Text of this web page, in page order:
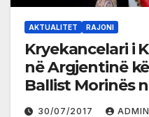
AKTUALITET RAJONI
Kryekancelari i
në Argjentinë
Ballist Morinës
Dubrovnikut
30/07/2017